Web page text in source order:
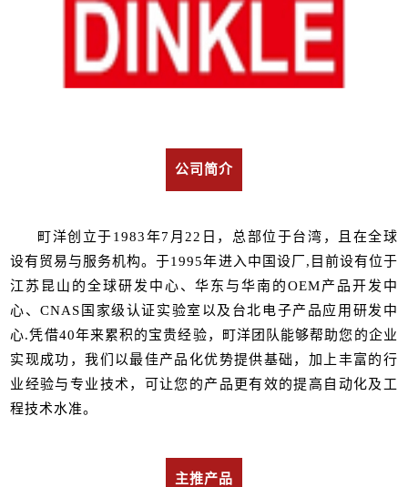
公司简介
町洋创立于1983年7月22日，总部位于台湾，且在全球
设有贸易与服务机构。于1995年进入中国设厂,目前设有位于
江苏昆山的全球研发中心、华东与华南的OEM产品开发中
心、CNAS国家级认证实验室以及台北电子产品应用研发中
心.凭借40年来累积的宝贵经验，町洋团队能够帮助您的企业
实现成功，我们以最佳产品化优势提供基础，加上丰富的行
业经验与专业技术，可让您的产品更有效的提高自动化及工
程技术水准。
主推产品